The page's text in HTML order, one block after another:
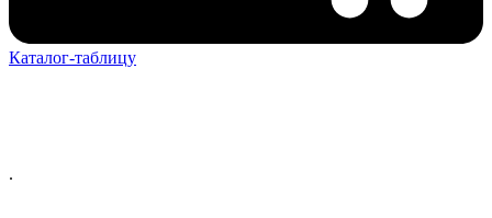
Каталог-таблицу
.